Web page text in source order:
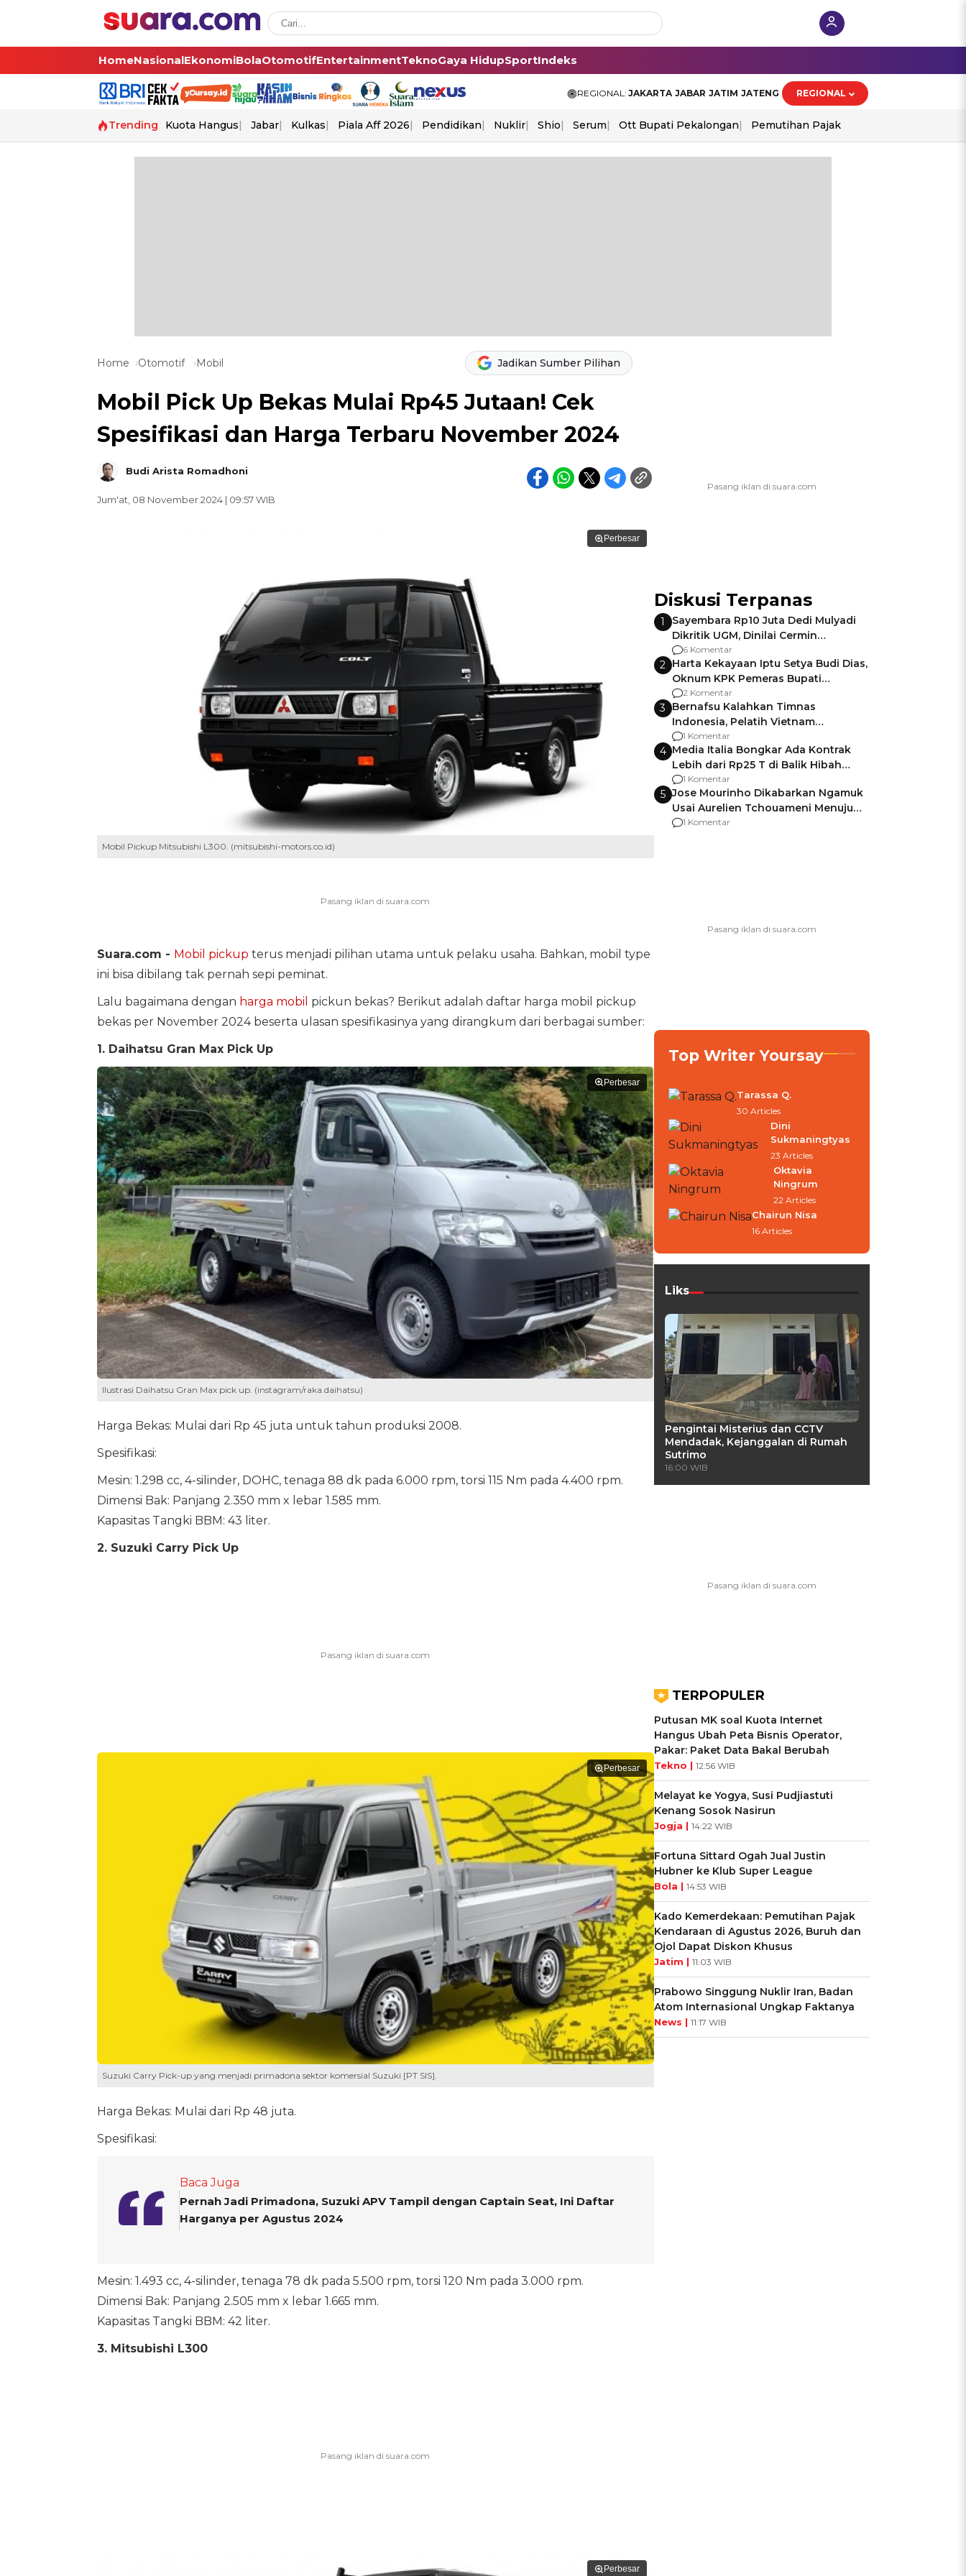
HomeNasionalEkonomiBolaOtomotifEntertainmentTeknoGaya HidupSportIndeks
REGIONAL: JAKARTA JABAR JATIM JATENG REGIONAL
Trending Kuota Hangus Jabar Kulkas Piala Aff 2026 Pendidikan Nuklir Shio Serum Ott Bupati Pekalongan Pemutihan Pajak
Home Otomotif Mobil Jadikan Sumber Pilihan
Mobil Pick Up Bekas Mulai Rp45 Jutaan! Cek
Spesifikasi dan Harga Terbaru November 2024
Budi Arista Romadhoni
Jum'at, 08 November 2024 | 09:57 WIB
Perbesar
Mobil Pickup Mitsubishi L300. (mitsubishi-motors.co.id)
Suara.com - Mobil pickup terus menjadi pilihan utama untuk pelaku usaha. Bahkan, mobil type
ini bisa dibilang tak pernah sepi peminat.
Lalu bagaimana dengan harga mobil pickun bekas? Berikut adalah daftar harga mobil pickup
bekas per November 2024 beserta ulasan spesifikasinya yang dirangkum dari berbagai sumber:
1. Daihatsu Gran Max Pick Up
Perbesar
Ilustrasi Daihatsu Gran Max pick up. (instagram/raka.daihatsu)
Harga Bekas: Mulai dari Rp 45 juta untuk tahun produksi 2008.
Spesifikasi:
Mesin: 1.298 cc, 4-silinder, DOHC, tenaga 88 dk pada 6.000 rpm, torsi 115 Nm pada 4.400 rpm.
Dimensi Bak: Panjang 2.350 mm x lebar 1.585 mm.
Kapasitas Tangki BBM: 43 liter.
2. Suzuki Carry Pick Up
Perbesar
Suzuki Carry Pick-up yang menjadi primadona sektor komersial Suzuki [PT SIS].
Harga Bekas: Mulai dari Rp 48 juta.
Spesifikasi:
Baca Juga
Pernah Jadi Primadona, Suzuki APV Tampil dengan Captain Seat, Ini Daftar
Harganya per Agustus 2024
Mesin: 1.493 cc, 4-silinder, tenaga 78 dk pada 5.500 rpm, torsi 120 Nm pada 3.000 rpm.
Dimensi Bak: Panjang 2.505 mm x lebar 1.665 mm.
Kapasitas Tangki BBM: 42 liter.
3. Mitsubishi L300
Perbesar
Diskusi Terpanas
1
Sayembara Rp10 Juta Dedi Mulyadi
Dikritik UGM, Dinilai Cermin
Gagalnya Negara Jamin Keamanan
6 Komentar
2 Harta Kekayaan Iptu Setya Budi Dias,
Oknum KPK Pemeras Bupati
Pemalang
2 Komentar
3 Bernafsu Kalahkan Timnas
Indonesia, Pelatih Vietnam
Berencana Pakai Jimat di Pakansari
1 Komentar
4 Media Italia Bongkar Ada Kontrak
Lebih dari Rp25 T di Balik Hibah
Kapal Induk Giuseppe Garibaldi
1 Komentar
5 Jose Mourinho Dikabarkan Ngamuk
Usai Aurelien Tchouameni Menuju
Manchester United
1 Komentar
Top Writer Yoursay
Tarassa Q.
30 Articles
Dini
Sukmaningtyas
23 Articles
Oktavia
Ningrum
22 Articles
Chairun Nisa
16 Articles
Liks
Pengintai Misterius dan CCTV
Mendadak, Kejanggalan di Rumah
Sutrimo
16:00 WIB
TERPOPULER
Putusan MK soal Kuota Internet
Hangus Ubah Peta Bisnis Operator,
Pakar: Paket Data Bakal Berubah
Tekno | 12:56 WIB
Melayat ke Yogya, Susi Pudjiastuti
Kenang Sosok Nasirun
Jogja | 14:22 WIB
Fortuna Sittard Ogah Jual Justin
Hubner ke Klub Super League
Bola | 14:53 WIB
Kado Kemerdekaan: Pemutihan Pajak
Kendaraan di Agustus 2026, Buruh dan
Ojol Dapat Diskon Khusus
Jatim | 11:03 WIB
Prabowo Singgung Nuklir Iran, Badan
Atom Internasional Ungkap Faktanya
News | 11:17 WIB